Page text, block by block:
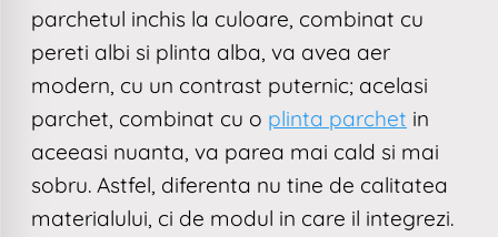
parchetul inchis la culoare, combinat cu
pereti albi si plinta alba, va avea aer
modern, cu un contrast puternic; acelasi
parchet, combinat cu o plinta parchet in
aceeasi nuanta, va parea mai cald si mai
sobru. Astfel, diferenta nu tine de calitatea
materialului, ci de modul in care il integrezi.